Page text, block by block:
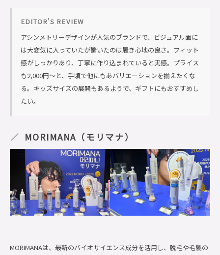
EDITOR'S REVIEW
アシンメトリーデザインが人気のブランドで、ビジュアル面に
は大変気に入っていたが驚いたのは履き心地の良さ。フィット
感がしっかりあり、丁寧に作り込まれていると実感。プライス
も2,000円〜と、手頃で他にもあバリエーションを揃えたくな
る。キッズサイズの展開もあるようで、ギフトにもおすすめし
たい。
MORIMANA（モリマナ）
MORIMANAは、最新のバイオサイエンス成分を活用し、脱毛や毛髪の